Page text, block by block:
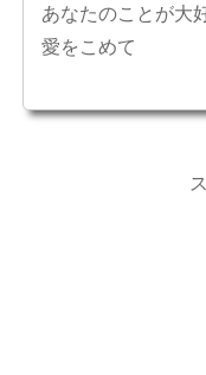
あなたのことが大
愛をこめて